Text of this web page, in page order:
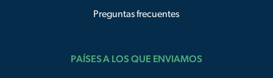
Preguntas frecuentes
PAÍSES A LOS QUE ENVIAMOS